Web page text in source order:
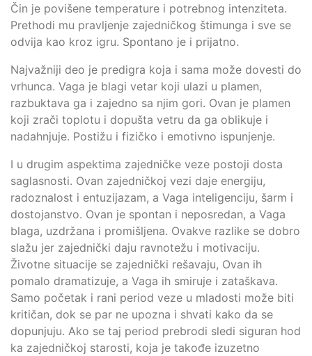
Čin je povišene temperature i potrebnog intenziteta.
Prethodi mu pravljenje zajedničkog štimunga i sve se
odvija kao kroz igru. Spontano je i prijatno.
Najvažniji deo je predigra koja i sama može dovesti do
vrhunca. Vaga je blagi vetar koji ulazi u plamen,
razbuktava ga i zajedno sa njim gori. Ovan je plamen
koji zrači toplotu i dopušta vetru da ga oblikuje i
nadahnjuje. Postižu i fizičko i emotivno ispunjenje.
I u drugim aspektima zajedničke veze postoji dosta
saglasnosti. Ovan zajedničkoj vezi daje energiju,
radoznalost i entuzijazam, a Vaga inteligenciju, šarm i
dostojanstvo. Ovan je spontan i neposredan, a Vaga
blaga, uzdržana i promišljena. Ovakve razlike se dobro
slažu jer zajednički daju ravnotežu i motivaciju.
Životne situacije se zajednički rešavaju, Ovan ih
pomalo dramatizuje, a Vaga ih smiruje i zataškava.
Samo početak i rani period veze u mladosti može biti
kritičan, dok se par ne upozna i shvati kako da se
dopunjuju. Ako se taj period prebrodi sledi siguran hod
ka zajedničkoj starosti, koja je takođe izuzetno